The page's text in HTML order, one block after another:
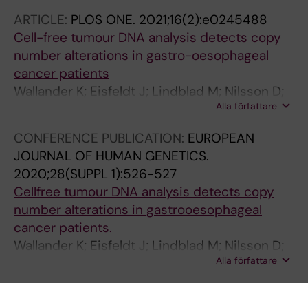
ARTICLE: PLOS ONE. 2021;16(2):e0245488
Cell-free tumour DNA analysis detects copy
number alterations in gastro-oesophageal
cancer patients
Wallander K; Eisfeldt J; Lindblad M; Nilsson D;
Billiau K; Foroughi H; Nordenskjold M; Lieden A;
Alla författare
CONFERENCE PUBLICATION: EUROPEAN
JOURNAL OF HUMAN GENETICS.
2020;28(SUPPL 1):526-527
Cellfree tumour DNA analysis detects copy
number alterations in gastrooesophageal
cancer patients.
Wallander K; Eisfeldt J; Lindblad M; Nilsson D;
Billiau K; Foroughi H; Nordenskjold M; Leiden A;
Alla författare